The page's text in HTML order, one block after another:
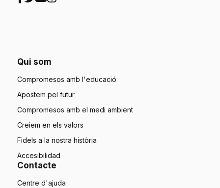
Qui som
Compromesos amb l'educació
Apostem pel futur
Compromesos amb el medi ambient
Creiem en els valors
Fidels a la nostra història
Accesibilidad
Contacte
Centre d'ajuda